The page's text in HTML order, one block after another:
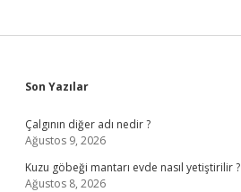
Sidebar
Son Yazılar
Çalgının diğer adı nedir ?
Ağustos 9, 2026
Kuzu göbeği mantarı evde nasıl yetiştirilir ?
Ağustos 8, 2026